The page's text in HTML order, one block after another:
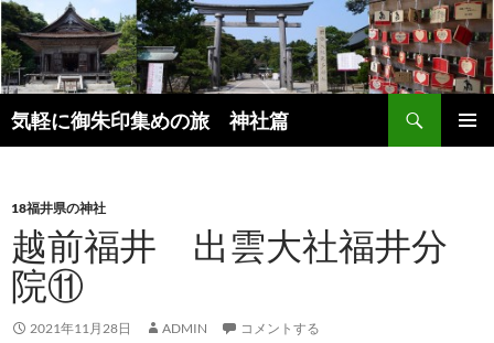
コ
ン
テ
ン
ツ
へ
プ
気軽に御朱印集めの旅 神社篇
索
18福井県の神社
越前福井 出雲大社福井分
院⑪
2021年11月28日 ADMIN コメントする